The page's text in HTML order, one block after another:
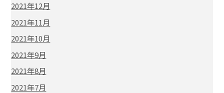
2021年12月
2021年11月
2021年10月
2021年9月
2021年8月
2021年7月